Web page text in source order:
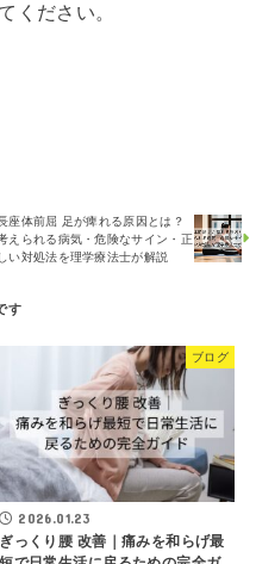
ください。
座体前屈 足が痺れる原因とは？
えられる病気・危険なサイン・正
しい対処法を理学療法士が解説
ブログ
2026.01.23
ぎっくり腰 改善｜痛みを和らげ最